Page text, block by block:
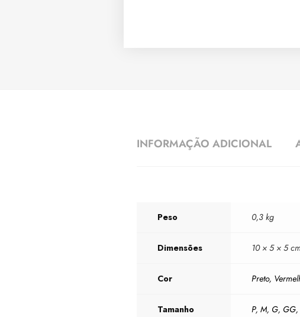
INFORMAÇÃO ADICIONAL
Peso 0,3 kg
Dimensões 10 × 5 × 5
Cor Preto,
Tamanho P,M, G, GG